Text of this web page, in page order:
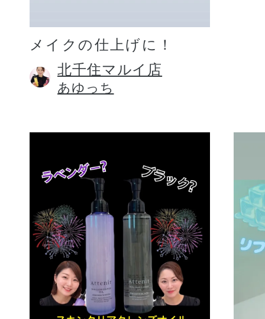
メイクの仕上げに！
北千住マルイ店
あゆっち